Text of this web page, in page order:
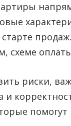
продаж.
схеме
риски,
и